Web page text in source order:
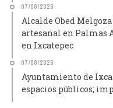
07/08/2026
Alcalde Obed
artesanal en Palmas
en Ixcatepec
07/08/2026
Ayuntamiento de
espacios públicos;